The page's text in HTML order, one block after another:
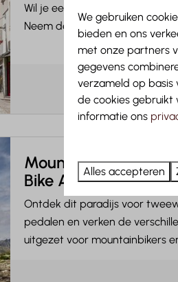
Wil je een bezoekje brengen
Neem de bus, die vlak naast
Mountainbike
Bike Areal Verwall
Ontdek dit paradijs voor
pedalen en verken de
uitgezet voor mountainbikers
We gebruiken
bieden en ons
met onze partners
gegevens
verzameld op basis
de cookies gebruikt
informatie ons
Alles accepteren